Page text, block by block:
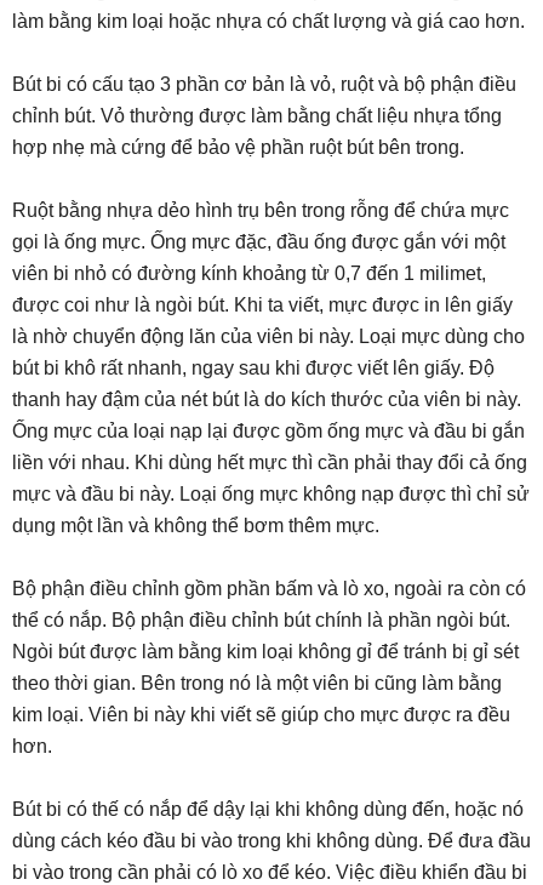
làm bằng kim loại hoặc nhựa có chất lượng và giá cao hơn.
Bút bi có cấu tạo 3 phần cơ bản là vỏ, ruột và bộ phận điều
chỉnh bút. Vỏ thường được làm bằng chất liệu nhựa tổng
hợp nhẹ mà cứng để bảo vệ phần ruột bút bên trong.
Ruột bằng nhựa dẻo hình trụ bên trong rỗng để chứa mực
gọi là ống mực. Ống mực đặc, đầu ống được gắn với một
viên bi nhỏ có đường kính khoảng từ 0,7 đến 1 milimet,
được coi như là ngòi bút. Khi ta viết, mực được in lên giấy
là nhờ chuyển động lăn của viên bi này. Loại mực dùng cho
bút bi khô rất nhanh, ngay sau khi được viết lên giấy. Độ
thanh hay đậm của nét bút là do kích thước của viên bi này.
Ống mực của loại nạp lại được gồm ống mực và đầu bi gắn
liền với nhau. Khi dùng hết mực thì cần phải thay đổi cả ống
mực và đầu bi này. Loại ống mực không nạp được thì chỉ sử
dụng một lần và không thể bơm thêm mực.
Bộ phận điều chỉnh gồm phần bấm và lò xo, ngoài ra còn có
thể có nắp. Bộ phận điều chỉnh bút chính là phần ngòi bút.
Ngòi bút được làm bằng kim loại không gỉ để tránh bị gỉ sét
theo thời gian. Bên trong nó là một viên bi cũng làm bằng
kim loại. Viên bi này khi viết sẽ giúp cho mực được ra đều
hơn.
Bút bi có thế có nắp để dậy lại khi không dùng đến, hoặc nó
dùng cách kéo đầu bi vào trong khi không dùng. Để đưa đầu
bi vào trong cần phải có lò xo để kéo. Việc điều khiển đầu bi